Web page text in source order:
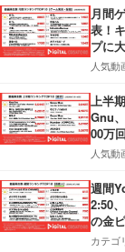
月間
表！
プに
き出
人気動
上半
Gnu
00万
万回
人気動
週間
2:50
の金
楽坂
カテゴ